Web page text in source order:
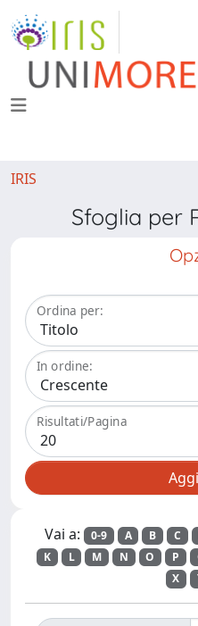
IRIS
Sfoglia per
Ordina per:
In ordine:
Risultati/Pagina
Vai a: 0-9 A B C
K
L M N O P
X